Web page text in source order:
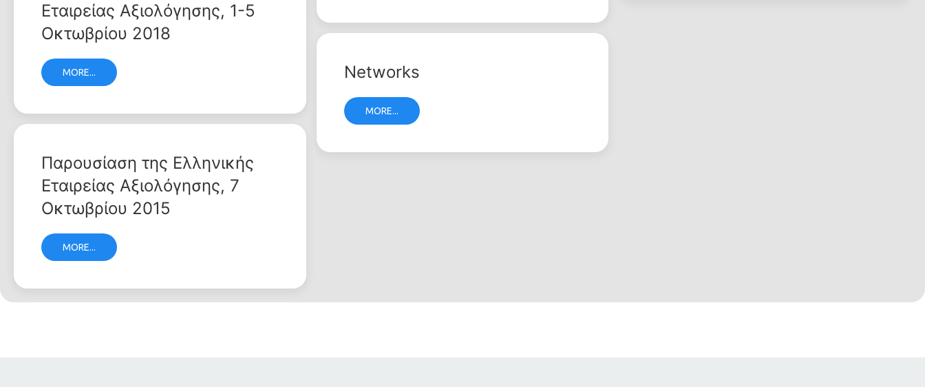
Εταιρείας Αξιολόγησης, 1-5
Οκτωβρίου 2018
MORE...
Παρουσίαση της Ελληνικής
Εταιρείας Αξιολόγησης, 7
Οκτωβρίου 2015
MORE...
Networks
MORE...